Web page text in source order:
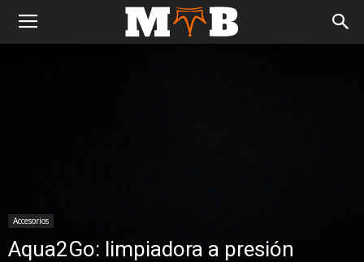
Accesorios
Aqua2Go: limpiadora a presión